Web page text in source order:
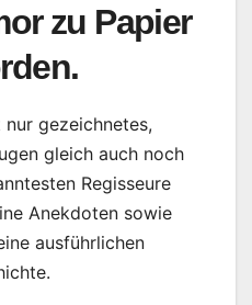
zu Papier
gezeichnetes,
gleich auch noch
Regisseure
Anekdoten sowie
ausführlichen